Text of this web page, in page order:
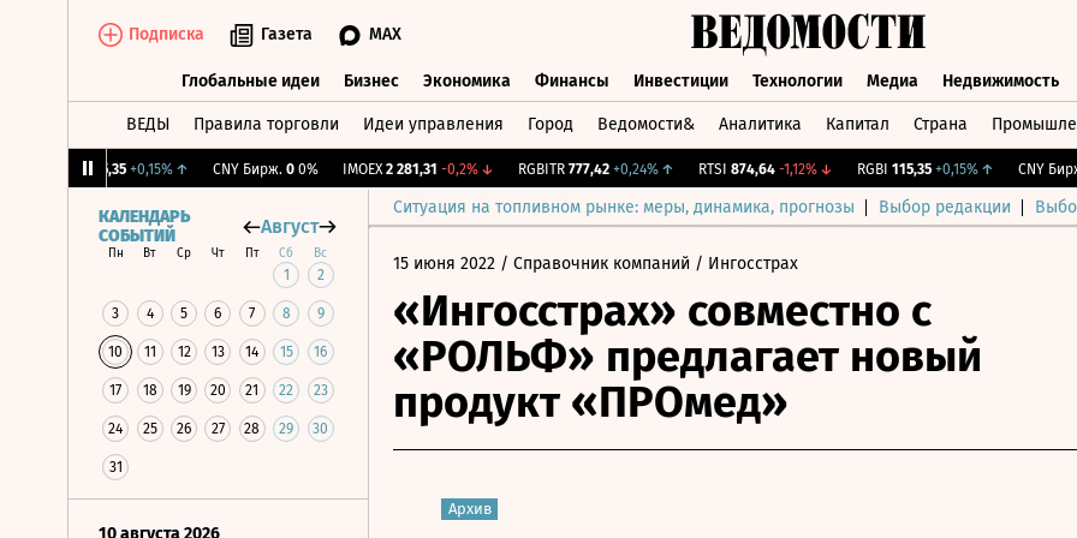
Подписка Газета MAX
Глобальные идеи Бизнес Экономика Финансы Инвестиции Технологии Медиа Недвижимость
ВЕДЫ Правила торговли Идеи управления Город Ведомости& Аналитика Капитал Страна
+0,15%↑ CNY Бирж. 0 0% IMOEX 2 281,31 -0,2%↓ RGBITR 777,42 +0,24%↑ RTSI 874,64 -1,12%↓ RGBI 115,35 +0,15%↑ CNY Бирж. 0
Ситуация на топливном рынке: меры, динамика, прогнозы Выбор редакции
КАЛЕНДАРЬ
СОБЫТИЙ
Август
Пн Вт Ср Чт Пт Сб Вс
1 2
3 4 5 6 7 8 9
10 11 12 13 14 15 16
17 18 19 20 21 22 23
24 25 26 27 28 29 30
31
10 августа 2026
15 июня 2022 / Справочник компаний / Ингосстрах
«Ингосстрах» совместно с
«РОЛЬФ» предлагает новый
продукт «ПРОмед»
Архив